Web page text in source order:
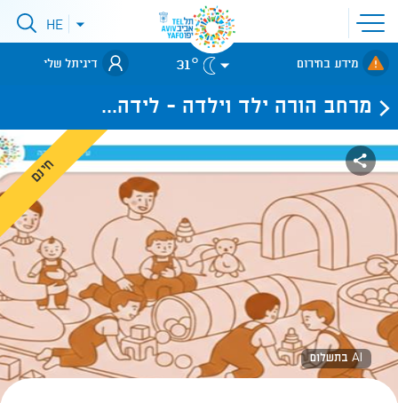
פתיחת
תפריט
אתר
לאתר עיריית
תל-אביב
פתיחתHE
מידע בחירום 31° דיגיתל שלי
מרחב הורה ילד וילדה - לידה...
AI בתשלום
חינם